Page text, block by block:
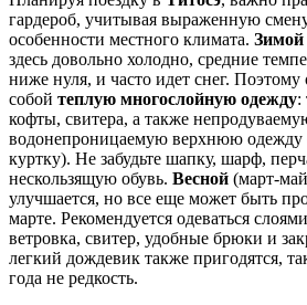
гардероб, учитывая выраженную
особенности местного климата. Зимой
здесь довольно холодно, средние
ниже нуля, и часто идет снег. Поэтому
собой теплую многослойную одежду:
кофты, свитера, а также
водонепроницаемую верхнюю одежду
куртку). Не забудьте шапку, шарф,
нескользящую обувь. Весной (март-
улучшается, но все еще может быть
марте. Рекомендуется одеваться
ветровка, свитер, удобные брюки и
легкий дождевик также пригодятся,
года не редкость.